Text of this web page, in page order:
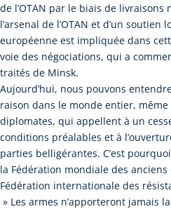
de l’OTAN par le biais de livraisons
l’arsenal de l’OTAN et d’un soutien
européenne est impliquée dans
voie des négociations, qui a
traités de Minsk.
Aujourd’hui, nous pouvons
raison dans le monde entier,
diplomates, qui appellent à un
conditions préalables et à
parties belligérantes. C’est
la Fédération mondiale des anciens
Fédération internationale des
» Les armes n’apporteront jamais